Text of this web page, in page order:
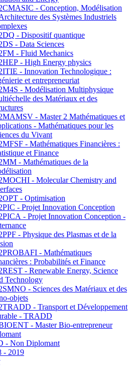
- Conception, Modélisation
des Systèmes Industriels
- Dispositif quantique
- Data Sciences
- Fluid Mechanics
- High Energy physics
- Innovation Technologique :
et entrepreneuriat
- Modélisation Multiphysique
des Matériaux et des
- Master 2 Mathématiques et
- Mathématiques pour les
du Vivant
- Mathématiques Financières :
et Finance
- Mathématiques de la
- Molecular Chemistry and
- Optimisation
- Projet Innovation Conception
- Projet Innovation Conception -
- Physique des Plasmas et de la
- Mathématiques
: Probabilités et Finance
- Renewable Energy, Science
Technology
- Sciences des Matériaux et des
objets
- Transport et Développement
- TRADD
- Master Bio-entrepreneur
- Non Diplomant
- 2019